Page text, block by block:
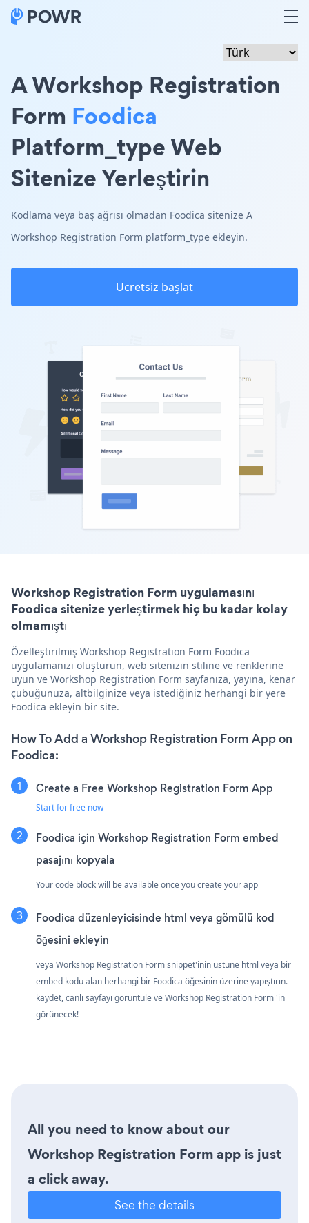
A Workshop Registration
Form Foodica
Platform_type Web
Sitenize Yerleştirin
Kodlama veya baş ağrısı olmadan Foodica sitenize A
Workshop Registration Form platform_type ekleyin.
Ücretsiz başlat
Workshop Registration Form uygulamasını
Foodica sitenize yerleştirmek hiç bu kadar kolay
olmamıştı
Özelleştirilmiş Workshop Registration Form Foodica
uygulamanızı oluşturun, web sitenizin stiline ve renklerine
uyun ve Workshop Registration Form sayfanıza, yayına, kenar
çubuğunuza, altbilginize veya istediğiniz herhangi bir yere
Foodica ekleyin bir site.
How To Add a Workshop Registration Form App on
Foodica:
Create a Free Workshop Registration Form App
Start for free now
Foodica için Workshop Registration Form embed
pasajını kopyala
Your code block will be available once you create your app
Foodica düzenleyicisinde html veya gömülü kod
öğesini ekleyin
veya Workshop Registration Form snippet'inin üstüne html veya bir
embed kodu alan herhangi bir Foodica öğesinin üzerine yapıştırın.
kaydet, canlı sayfayı görüntüle ve Workshop Registration Form 'in
görünecek!
All you need to know about our
Workshop Registration Form app is just
a click away.
See the details